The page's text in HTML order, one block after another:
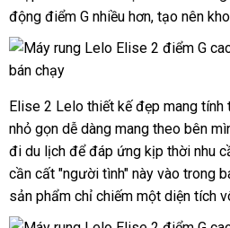
động điểm G nhiều hơnlink
web
, tạo nên
Elise 2 Lelo thiết kế đẹp mang tính
nhỏ gọn dễ dàng mang theo bên
đi du lịch hỗ
trợ
để đáp ứng kịp thời nhu
cần cất "người tình" này vào trong
sản phẩm chỉ chiếm một diện tích